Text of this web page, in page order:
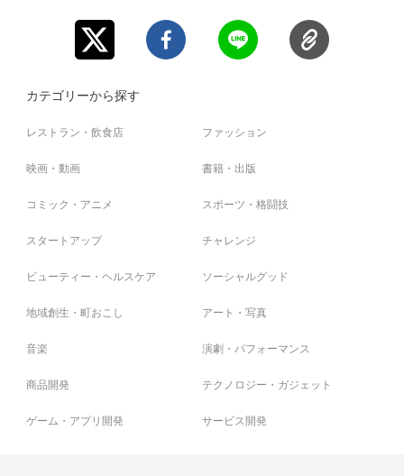
カテゴリーから探す
レストラン・飲食店 ファッション
映画・動画 書籍・出版
コミック・アニメ スポーツ・格闘技
スタートアップ チャレンジ
ビューティー・ヘルスケア ソーシャルグッド
地域創生・町おこし アート・写真
音楽 演劇・パフォーマンス
商品開発 テクノロジー・ガジェット
ゲーム・アプリ開発 サービス開発